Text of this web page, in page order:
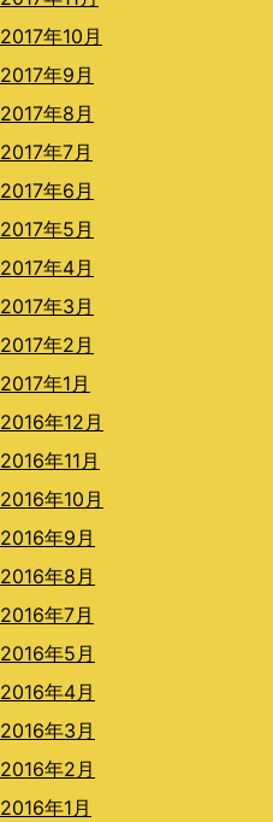
2017年10月
2017年9月
2017年8月
2017年7月
2017年6月
2017年5月
2017年4月
2017年3月
2017年2月
2017年1月
2016年12月
2016年11月
2016年10月
2016年9月
2016年8月
2016年7月
2016年5月
2016年4月
2016年3月
2016年2月
2016年1月